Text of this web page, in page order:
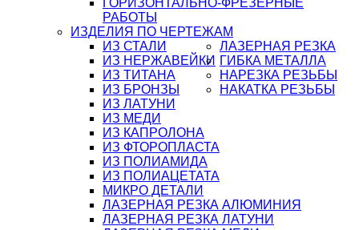
ГОРИЗОНТАЛЬНО-ФРЕЗЕРНЫЕ
РАБОТЫ
ИЗДЕЛИЯ ПО ЧЕРТЕЖАМ
ИЗ СТАЛИ
ИЗ НЕРЖАВЕЙКИ
ИЗ ТИТАНА
ИЗ БРОНЗЫ
ИЗ ЛАТУНИ
ИЗ МЕДИ
ИЗ КАПРОЛОНА
ИЗ ФТОРОПЛАСТА
ИЗ ПОЛИАМИДА
ИЗ ПОЛИАЦЕТАТА
МИКРО ДЕТАЛИ
ЛАЗЕРНАЯ РЕЗКА
ЛАЗЕРНАЯ РЕЗКА АЛЮМИНИЯ
ЛАЗЕРНАЯ РЕЗКА ЛАТУНИ
ГИБКА МЕТАЛЛА
НАРЕЗКА РЕЗЬБЫ
НАКАТКА РЕЗЬБЫ